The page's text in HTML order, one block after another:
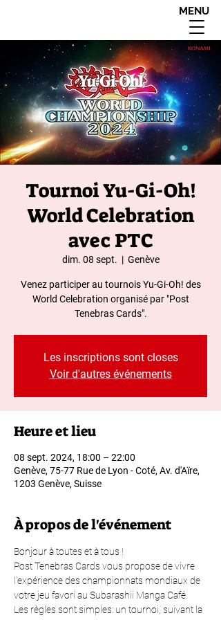
MENU
Tournoi Yu-Gi-Oh!
World Celebration
avec PTC
dim. 08 sept.
  |
Genève
Venez participer au tournois Yu-Gi-Oh! des
World Celebration organisé par "Post
Tenebras Cards".
Les inscriptions sont closes
Voir d'autres événements
Heure et lieu
08 sept. 2024, 18:00 – 22:00
Genève, 75-77 Rue de Lyon - Coté, Av. d'Aïre,
1203 Genève, Suisse
À propos de l'événement
Bonjour à toutes et à tous !
Post Tenebras Cards vous propose de vivre
l'expérience des championnats mondiaux de
votre jeu favori au Subarashii Manga Café.
Les règles sont simples: un tournoi, suivant la